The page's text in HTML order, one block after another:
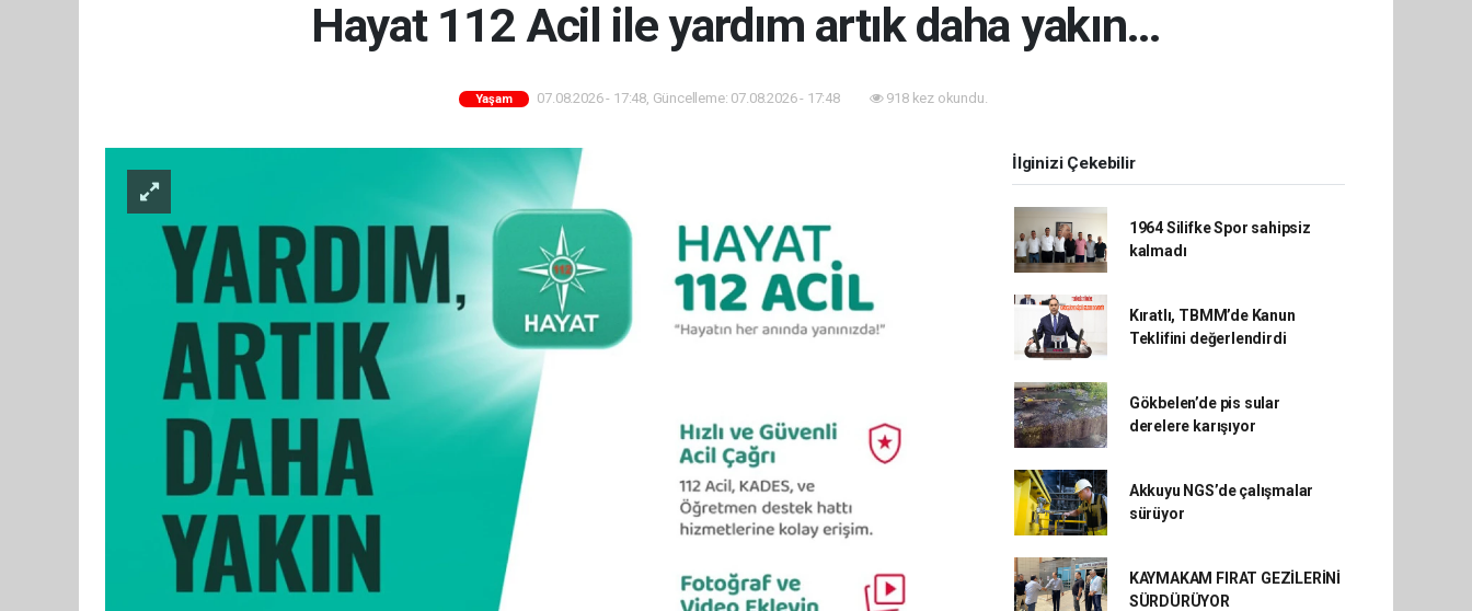
Hayat 112 Acil ile yardım artık daha yakın…
Yaşam 07.08.2026 - 17:48, Güncelleme: 07.08.2026 - 17:48 918 kez okundu.
İlginizi Çekebilir
1964 Silifke Spor sahipsiz
kalmadı
Kıratlı, TBMM’de Kanun
Teklifini değerlendirdi
Gökbelen’de pis sular
derelere karışıyor
Akkuyu NGS’de çalışmalar
sürüyor
KAYMAKAM FIRAT GEZİLERİNİ
SÜRDÜRÜYOR